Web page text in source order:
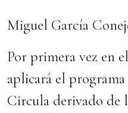
Miguel García
Por primera vez en
aplicará el
Circula derivado de